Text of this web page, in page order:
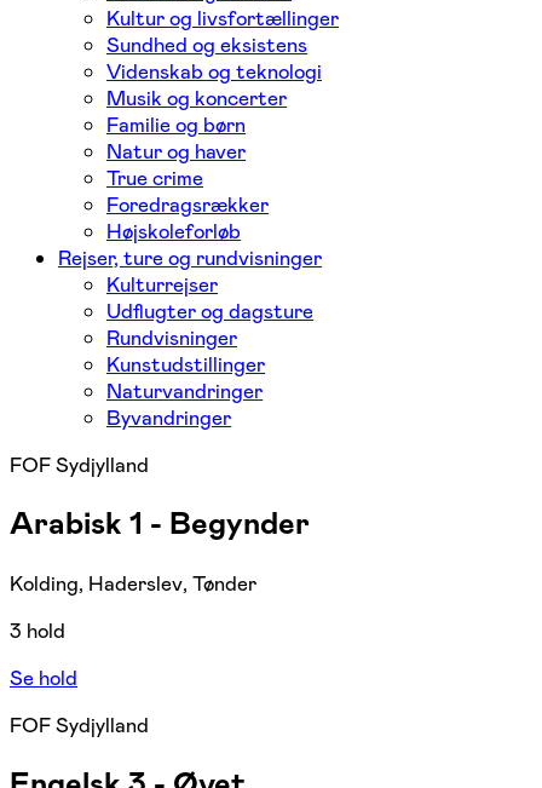
Kultur og livsfortællinger
Sundhed og eksistens
Videnskab og teknologi
Musik og koncerter
Familie og børn
Natur og haver
True crime
Foredragsrækker
Højskoleforløb
Rejser, ture og rundvisninger
Kulturrejser
Udflugter og dagsture
Rundvisninger
Kunstudstillinger
Naturvandringer
Byvandringer
FOF Sydjylland
Arabisk 1 - Begynder
Kolding, Haderslev, Tønder
3 hold
Se hold
FOF Sydjylland